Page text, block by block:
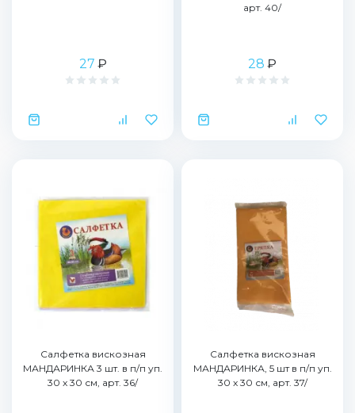
27 ₽
арт. 40/
28 ₽
Салфетка вискозная
МАНДАРИНКА 3 шт. в п/п уп.
30 x 30 см, арт. 36/
Салфетка вискозная
МАНДАРИНКА, 5 шт в п/п уп.
30 x 30 см, арт. 37/